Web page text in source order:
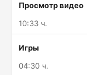
Просмотр видео
10:33 ч.
Игры
04:30 ч.